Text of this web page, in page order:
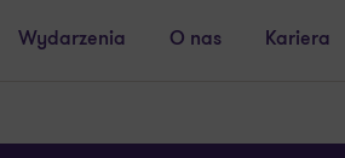
Wydarzenia O nas Kariera